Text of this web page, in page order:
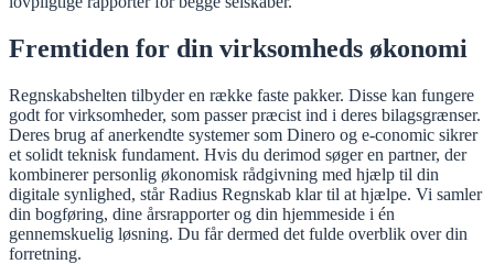
Fremtiden for din virksomheds økonomi
Regnskabshelten tilbyder en række faste pakker. Disse kan fungere
godt for virksomheder, som passer præcist ind i deres bilagsgrænser.
Deres brug af anerkendte systemer som Dinero og e-conomic sikrer
et solidt teknisk fundament. Hvis du derimod søger en partner, der
kombinerer personlig økonomisk rådgivning med hjælp til din
digitale synlighed, står Radius Regnskab klar til at hjælpe. Vi samler
din bogføring, dine årsrapporter og din hjemmeside i én
gennemskuelig løsning. Du får dermed det fulde overblik over din
forretning.